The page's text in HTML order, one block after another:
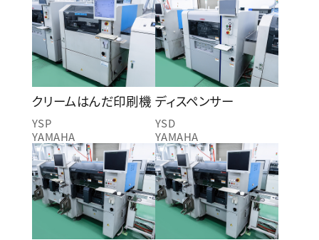
クリームはんだ印刷機
YSP
YAMAHA
ディスペンサー
YSD
YAMAHA